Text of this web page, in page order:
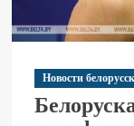
Новости